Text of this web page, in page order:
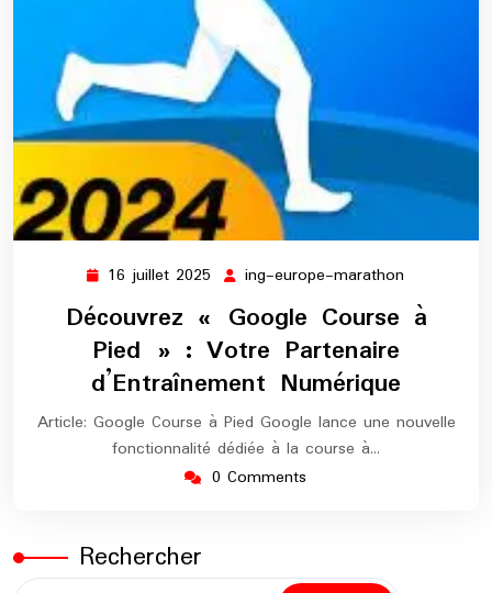
16 juillet 2025 16
juillet
2025
ing-europe-marathon
europe-
marathon
Découvrez « Google Course à
Pied » : Votre Partenaire
d’Entraînement Numérique
Article: Google Course à Pied Google lance une nouvelle
fonctionnalité dédiée à la course à…
0 Comments
Rechercher